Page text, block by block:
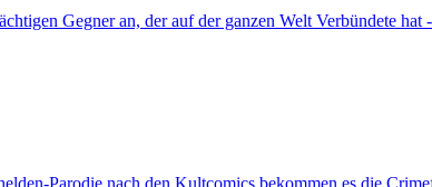
Gegner an, der auf der ganzen Welt Verbündete
Parodie nach den Kultcomics bekommen es die